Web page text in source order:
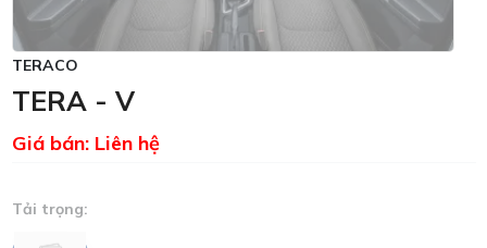
TERACO
TERA - V
Giá bán: Liên hệ
Tải trọng: